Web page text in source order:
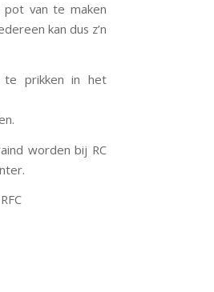
pot van te maken
kan dus z’n
te prikken in het
worden bij RC